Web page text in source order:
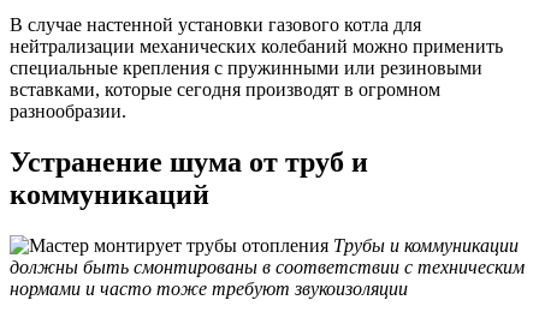
В случае настенной установки газового котла для
нейтрализации механических колебаний можно применить
специальные крепления с пружинными или резиновыми
вставками, которые сегодня производят в огромном
разнообразии.
Устранение шума от труб и
коммуникаций
Трубы и коммуникации
должны быть смонтированы в соответствии с техническим
нормами и часто тоже требуют звукоизоляции